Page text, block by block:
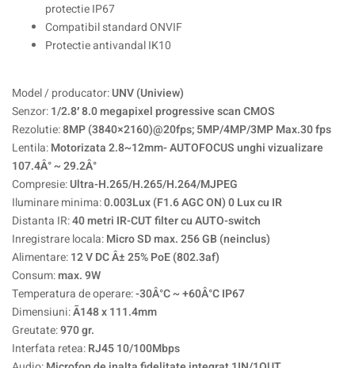
protectie IP67
Compatibil standard ONVIF
Protectie antivandal IK10
Model / producator:UNV (Uniview)
Senzor:1/2.8′ 8.0 megapixel progressive scan CMOS
Rezolutie:8MP (3840×2160)@20fps; 5MP/4MP/3MP Max.30 fps
Lentila:Motorizata 2.8~12mm- AUTOFOCUS unghi vizualizare
107.4Â° ~ 29.2Â°
Compresie:Ultra-H.265/H.265/H.264/MJPEG
Iluminare minima:0.003Lux (F1.6 AGC ON) 0 Lux cu IR
Distanta IR:40 metri IR-CUT filter cu AUTO-switch
Inregistrare locala:Micro SD max. 256 GB (neinclus)
Alimentare:12 V DC Â± 25% PoE (802.3af)
Consum:max. 9W
Temperatura de operare:-30Â°C ~ +60Â°C IP67
Dimensiuni:Ã148 x 111.4mm
Greutate:970 gr.
Interfata retea:RJ45 10/100Mbps